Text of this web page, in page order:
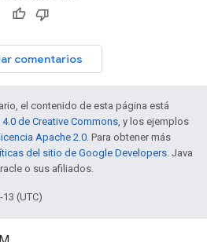
comentarios
el contenido de esta página está
de Creative Commons, y los ejemplos
licencia Apache 2.0. Para obtener más
del sitio de Google Developers. Java
o sus afiliados.
(UTC)